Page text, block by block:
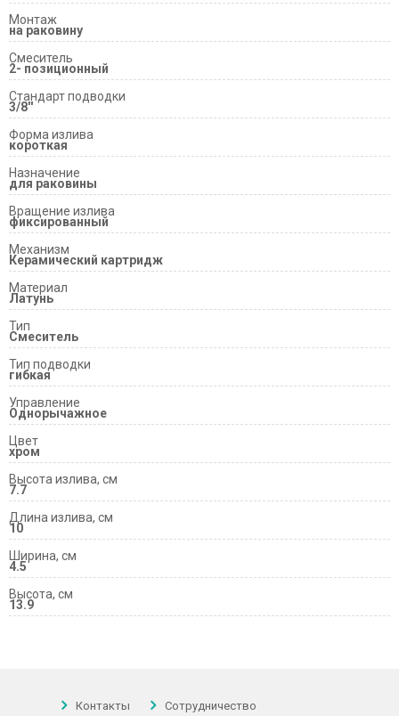
Монтаж
на раковину
Смеситель
2- позиционный
Стандарт подводки
3/8''
Форма излива
короткая
Назначение
для раковины
Вращение излива
фиксированный
Механизм
Керамический картридж
Материал
Латунь
Тип
Смеситель
Тип подводки
гибкая
Управление
Однорычажное
Цвет
хром
Высота излива, см
7.7
Длина излива, см
10
Ширина, см
4.5
Высота, см
13.9
Контакты Сотрудничество